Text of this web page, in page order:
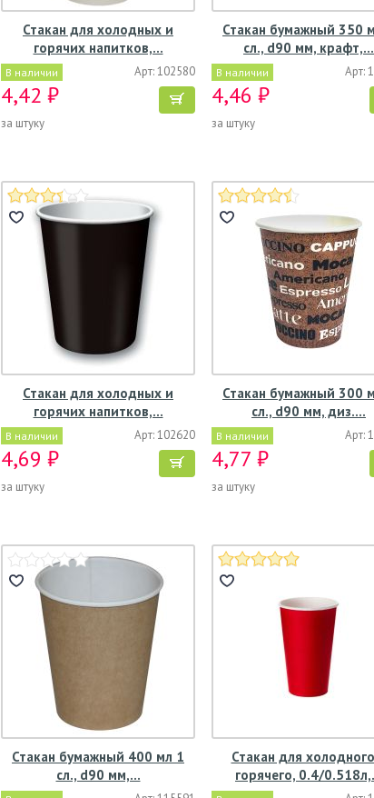
Стакан для холодных и
горячих напитков,…
В наличии Арт: 102580
4,42 ₽
за штуку
Стакан бумажный 350
сл., d90 мм, крафт,…
В наличии Арт:
4,46 ₽
за штуку
Стакан для холодных и
горячих напитков,…
В наличии Арт: 102620
4,69 ₽
за штуку
Стакан бумажный 300
сл., d90 мм, диз.…
В наличии Арт:
4,77 ₽
за штуку
Стакан бумажный 400 мл 1
сл., d90 мм,…
Стакан для
горячего, 0.4/